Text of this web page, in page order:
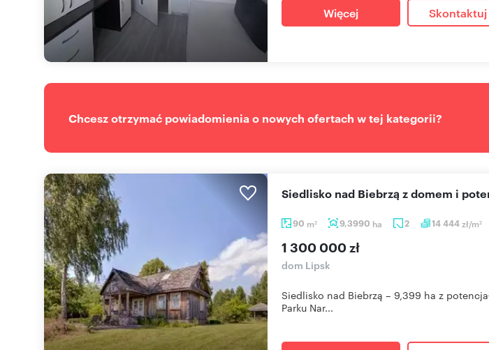
Więcej Skontaktuj
Chcesz otrzymać powiadomienia o nowych ofertach w tej kategorii?
90 m2 9,3990 ha 2 14 444zł/m2
Siedlisko nad Biebrzą z domem i
1 300 000 zł
dom Lipsk
Siedlisko nad Biebrzą – 9,399 ha z
Parku Nar...